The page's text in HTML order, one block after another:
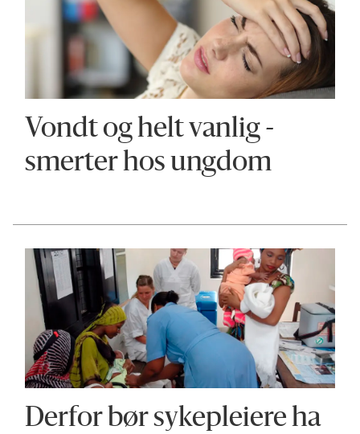
Vondt og helt vanlig -
smerter hos ungdom
Derfor bør sykepleiere ha